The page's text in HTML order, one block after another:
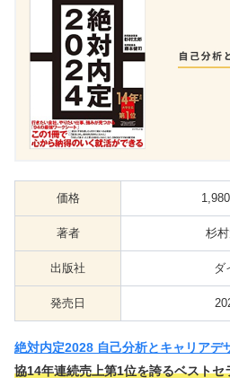
価格
著者 杉
出版社 ダ
発売日
絶対内定2028 自己分析とキャリアデ
協14年連続売上第1位を誇るベストセ